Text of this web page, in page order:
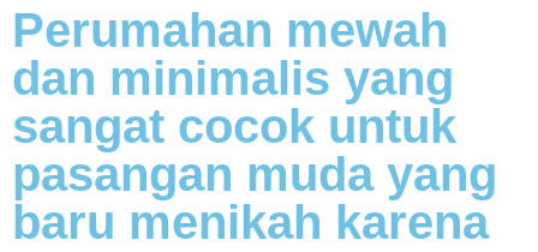
Perumahan mewah
dan minimalis yang
sangat cocok untuk
pasangan muda yang
baru menikah karena